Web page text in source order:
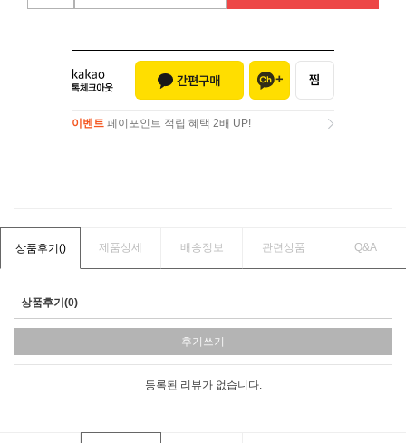
이벤트 페이포인트 적립 혜택 2배 UP!
상품후기() 제품상세 배송정보 관련상품 Q&A
상품후기(0)
후기쓰기
등록된 리뷰가 없습니다.